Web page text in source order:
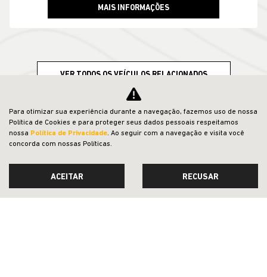
MAIS INFORMAÇÕES
VER TODOS OS VEÍCULOS RELACIONADOS
CNPJ: 23.029.795/0004-09
Para otimizar sua experiência durante a navegação, fazemos uso de nossa
Política de Cookies e para proteger seus dados pessoais respeitamos
nossa Política de Privacidade. Ao seguir com a navegação e visita você
concorda com nossas Políticas.
ACEITAR RECUSAR